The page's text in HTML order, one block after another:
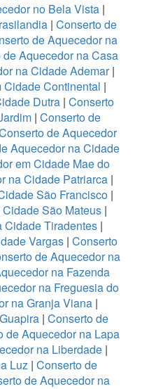
no Bela Vista |
| Conserto de
de Aquecedor na
Aquecedor na Casa
na Cidade Ademar|
Cidade Continental |
Dutra | Conserto
| Conserto de
de Aquecedor
Aquecedor na Cidade
em Cidade Mae do
na Cidade Patriarca|
São Francisco |
São Mateus |
Cidade Tiradentes|
Vargas | Conserto
de Aquecedor na
na Fazenda
na Freguesia do
na Granja Viana|
| Conserto de
de Aquecedor na Lapa
na Liberdade |
Luz | Conserto de
de Aquecedor na